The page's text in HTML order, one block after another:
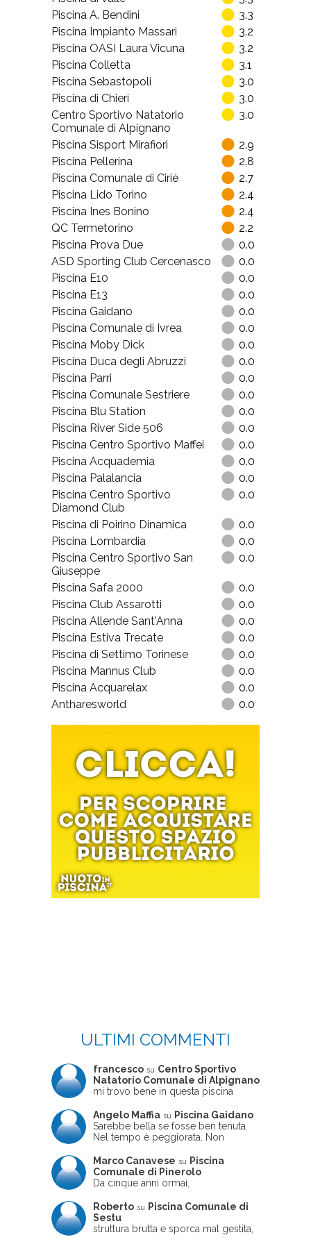
Piscina A. Bendini
3.3
Piscina Impianto Massari
3.2
Piscina OASI Laura Vicuna
3.2
Piscina Colletta
3.1
Piscina Sebastopoli
3.0
Piscina di Chieri
3.0
Centro Sportivo Natatorio
Comunale di Alpignano
3.0
Piscina Sisport Mirafiori
2.9
Piscina Pellerina
2.8
Piscina Comunale di Ciriè
2.7
Piscina Lido Torino
2.4
Piscina Ines Bonino
2.4
QC Termetorino
2.2
Piscina Prova Due
0.0
ASD Sporting Club Cercenasco
0.0
Piscina E10
0.0
Piscina E13
0.0
Piscina Gaidano
0.0
Piscina Comunale di Ivrea
0.0
Piscina Moby Dick
0.0
Piscina Duca degli Abruzzi
0.0
Piscina Parri
0.0
Piscina Comunale Sestriere
0.0
Piscina Blu Station
0.0
Piscina River Side 506
0.0
Piscina Centro Sportivo Maffei
0.0
Piscina Acquademia
0.0
Piscina Palalancia
0.0
Piscina Centro Sportivo
Diamond Club
0.0
Piscina di Poirino Dinamica
0.0
Piscina Lombardia
0.0
Piscina Centro Sportivo San
Giuseppe
0.0
Piscina Safa 2000
0.0
Piscina Club Assarotti
0.0
Piscina Allende Sant'Anna
0.0
Piscina Estiva Trecate
0.0
Piscina di Settimo Torinese
0.0
Piscina Mannus Club
0.0
Piscina Acquarelax
0.0
Antharesworld
0.0
ULTIMI COMMENTI
francesco su Centro Sportivo
Natatorio Comunale di Alpignano
mi trovo bene in questa piscina
Angelo Maffia su
Piscina Gaidano
Sarebbe bella se fosse ben tenuta.
Nel tempo è peggiorata. Non
ne usciva insieme a me non ha
ritrovato le sue scarpe! Peccato
perché potrebbe essere un'ottima
frequentata non magnificamente
Marco Canavese su
Piscina
Comunale di Pinerolo
Da cinque anni ormai,
pomeriggio trascorro cinque-sei ore
in questa magnifica piscina con i miei
due figli che sono letteralmente
Roberto su
Piscina Comunale di
Sestu
struttura brutta e sporca mal gestita,